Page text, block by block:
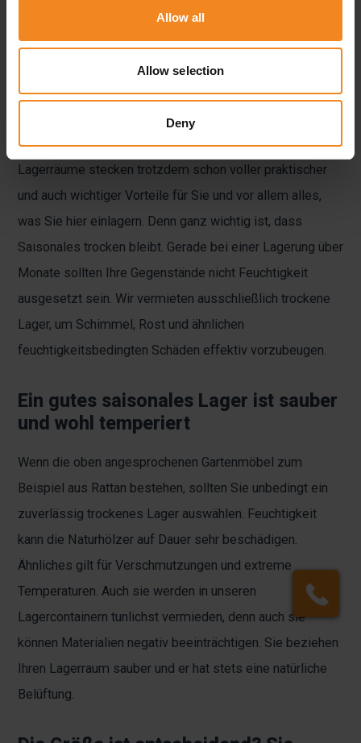
Allow all
Allow selection
Deny
Unsere Lagerräume: Trocken für
unversehrte Lagergüter
Leer sind sie zwar bei Ihrem Einzug – doch unsere
Lagerräume stecken trotzdem schon voller praktischer
und auch wichtiger Vorteile für Sie und vor allem alles,
was Sie hier einlagern. Denn ganz wichtig ist, dass
Saisonales trocken bleibt. Gerade bei einer Lagerung über
Monate sollten Ihre Gegenstände nicht Feuchtigkeit
ausgesetzt sein. Wir vermieten ausschließlich trockene
Lager, um Schimmel, Rost und ähnlichen
feuchtigkeitsbedingten Schäden effektiv vorzubeugen.
Ein gutes saisonales Lager ist sauber
und wohl temperiert
Wenn die oben angesprochenen Gartenmöbel zum
Beispiel aus Rattan bestehen, sollten Sie unbedingt ein
zuverlässig trockenes Lager auswählen. Feuchtigkeit
kann die Naturhölzer auf Dauer sehr beschädigen.
Ähnliches gilt für Verschmutzungen und extreme
Temperaturen. Auch sie werden in unseren
Lagercontainern tunlichst vermieden, denn auch sie
können Materialien negativ beeinträchtigen. Sie beziehen
Ihren Lagerraum sauber und er hat stets eine natürliche
Belüftung.